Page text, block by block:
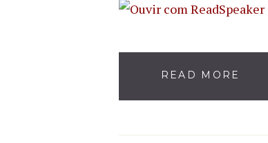
READ MORE